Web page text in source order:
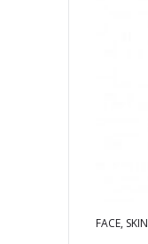
FACE, SKIN